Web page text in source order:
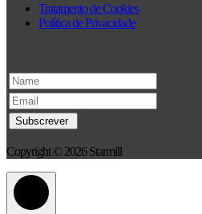
Tratamento de Cookies
Política de Privacidade
Copyright © 2026 Starmill